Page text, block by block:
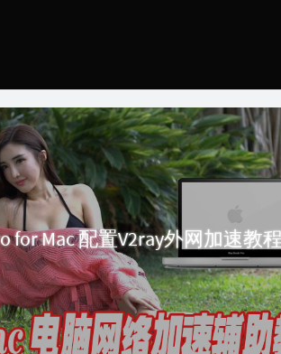
for Mac 配置V2ray外网加速教程